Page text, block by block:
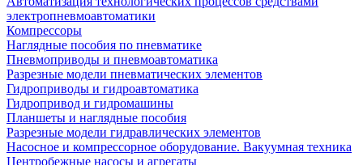
электропневмоавтоматики
Компрессоры
Наглядные пособия по пневматике
Пневмоприводы и пневмоавтоматика
Разрезные модели пневматических элементов
Гидроприводы и гидроавтоматика
Гидропривод и гидромашины
Планшеты и наглядные пособия
Разрезные модели гидравлических элементов
Насосное и компрессорное оборудование. Вакуумная техника
Центробежные насосы и агрегаты